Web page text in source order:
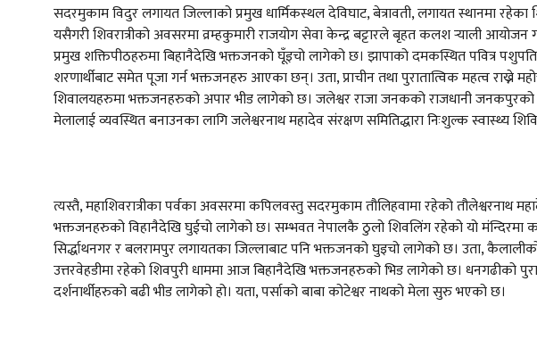
सदरमुकाम विदुर लगायत जिल्लाको प्रमुख धार्मिकस्थल देविघाट, बेत्रावती, लगायत स्थानमा
यसैगरी शिवरात्रीको अवसरमा व्रम्हकुमारी राजयोग सेवा केन्द्र बट्टारले बृहत कलश र्‍याली
प्रमुख शक्तिपीठहरुमा बिहानैदेखि भक्तजनको घूँइचो लागेको छ। झापाको दमकस्थित पवित्र पशुपति
शरणार्थीबाट समेत पूजा गर्न भक्तजनहरु आएका छन्। उता, प्राचीन तथा पुरातात्विक महत्व राख्ने
शिवालयहरुमा भक्तजनहरुको अपार भीड लागेको छ। जलेश्वर राजा जनकको राजधानी जनकपुरको
मेलालाई व्यवस्थित बनाउनका लागि जलेश्वरनाथ महादेव संरक्षण समितिद्धारा निःशुल्क स्वास्थ्य
त्यस्तै, महाशिवरात्रीका पर्वका अवसरमा कपिलवस्तु सदरमुकाम तौलिहवामा रहेको तौलेश्वरनाथ
भक्तजनहरुको विहानैदेखि घुईचो लागेको छ। सम्भवत नेपालकै ठुलो शिवलिंग रहेको यो मंन्दिरमा
सिर्द्धाथनगर र बलरामपुर लगायतका जिल्लाबाट पनि भक्तजनको घुइचो लागेको छ। उता,
उत्तरवेहडीमा रहेको शिवपुरी धाममा आज बिहानैदेखि भक्तजनहरुको भिड लागेको छ। धनगढीको
दर्शनार्थीहरुको बढी भीड लागेको हो। यता, पर्साको बाबा कोटेश्वर नाथको मेला सुरु भएको छ।